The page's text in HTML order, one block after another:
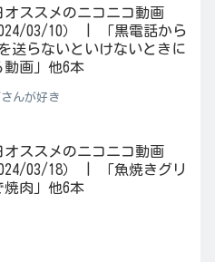
オススメのニコニコ動画
03/10） | 「黒電話から
を送らないといけないときに
動画」他6本
んが好き
オススメのニコニコ動画
03/18） | 「魚焼きグリ
焼肉」他6本